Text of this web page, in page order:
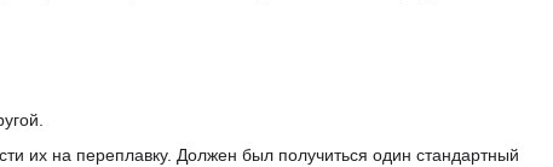
их на переплавку. Должен был получиться один стандартный